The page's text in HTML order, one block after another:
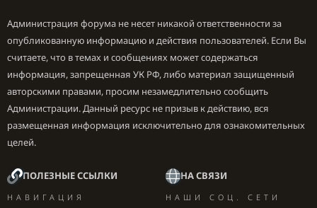
Администрация форума не несет никакой ответственности за
опубликованную информацию и действия пользователей. Если Вы
считаете, что в темах и сообщениях может содержаться
информация, запрещенная УК РФ, либо материал защищенный
авторскими правами, просим незамедлительно сообщить
Администрации. Данный ресурс не призыв к действию, вся
размещенная информация исключительно для ознакомительных
целей.
ПОЛЕЗНЫЕ ССЫЛКИ
НАВИГАЦИЯ
НА СВЯЗИ
НАШИ СОЦ. СЕТИ